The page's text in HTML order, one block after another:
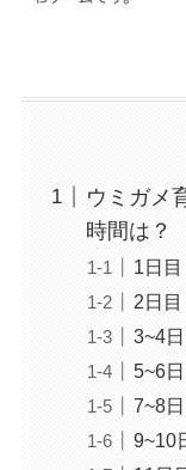
ウミガメ
時間は？
1日目
2日目
3~4日
5~6日
7~8日
9~10